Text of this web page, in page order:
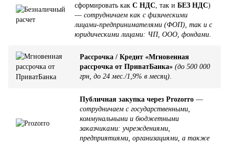
сформировать как С НДС , так и БЕЗ НДС)
— сотрудничаем как с физическими
лицами-предпринимателями (ФОП), так и с
юридическими лицами: ЧП, ООО, фондами
Рассрочка / Кредит «Мгновенная
рассрочка от ПриватБанка» (до 500 000
грн, до 24 мес./1,9% в месяц).
Публичная закупка через Prozorro —
сотрудничаем с государственными,
коммунальными и бюджетными
заказчиками: учреждениями,
предприятиями, организациями, а также